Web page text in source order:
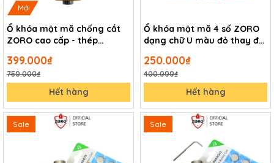
Mới
Ổ khóa mật mã chống cắt
ZORO cao cấp - thép
nước bảo mật cao chống
trộm
399.000₫
750.000₫
Hết hàng
Ổ khóa mật mã 4 số ZORO
dạng chữ U màu đỏ thay đổi
250.000₫
400.000₫
Hết hàng
Sale Sale